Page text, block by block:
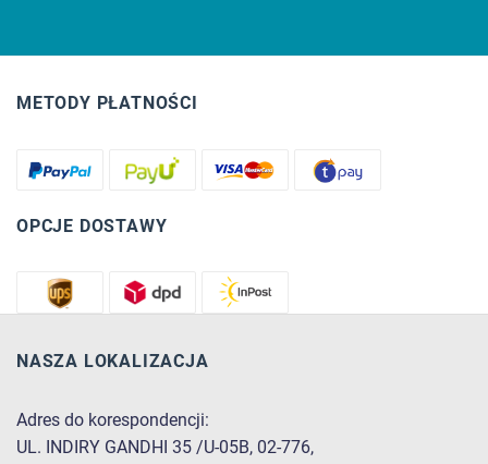
METODY PŁATNOŚCI
OPCJE DOSTAWY
NASZA LOKALIZACJA
Adres do korespondencji:
UL. INDIRY GANDHI 35 /U-05B, 02-776,